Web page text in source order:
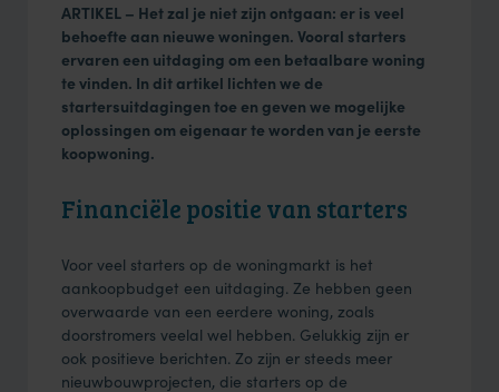
ARTIKEL – Het zal je niet zijn ontgaan: er is veel
behoefte aan nieuwe woningen. Vooral starters
ervaren een uitdaging om een betaalbare woning
te vinden. In dit artikel lichten we de
startersuitdagingen toe en geven we mogelijke
oplossingen om eigenaar te worden van je eerste
koopwoning.
Financiële positie van starters
Voor veel starters op de woningmarkt is het
aankoopbudget een uitdaging. Ze hebben geen
overwaarde van een eerdere woning, zoals
doorstromers veelal wel hebben. Gelukkig zijn er
ook positieve berichten. Zo zijn er steeds meer
nieuwbouwprojecten, die starters op de